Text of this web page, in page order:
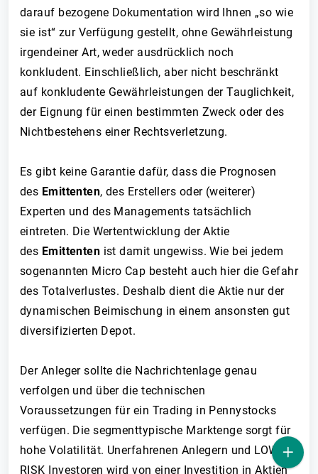
darauf bezogene Dokumentation wird Ihnen „so wie
sie ist“ zur Verfügung gestellt, ohne Gewährleistung
irgendeiner Art, weder ausdrücklich noch
konkludent. Einschließlich, aber nicht beschränkt
auf konkludente Gewährleistungen der Tauglichkeit,
der Eignung für einen bestimmten Zweck oder des
Nichtbestehens einer Rechtsverletzung.
Es gibt keine Garantie dafür, dass die Prognosen
des Emittenten, des Erstellers oder (weiterer)
Experten und des Managements tatsächlich
eintreten. Die Wertentwicklung der Aktie
des Emittenten ist damit ungewiss. Wie bei jedem
sogenannten Micro Cap besteht auch hier die Gefahr
des Totalverlustes. Deshalb dient die Aktie nur der
dynamischen Beimischung in einem ansonsten gut
diversifizierten Depot.
Der Anleger sollte die Nachrichtenlage genau
verfolgen und über die technischen
Voraussetzungen für ein Trading in Pennystocks
verfügen. Die segmenttypische Marktenge sorgt für
hohe Volatilität. Unerfahrenen Anlegern und LOW-
RISK Investoren wird von einer Investition in Aktien